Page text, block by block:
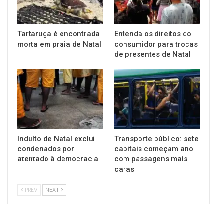
Tartaruga é encontrada
morta em praia de Natal
Entenda os direitos do
consumidor para trocas
de presentes de Natal
Indulto de Natal exclui
condenados por
atentado à democracia
Transporte público: sete
capitais começam ano
com passagens mais
caras
PREV NEXT